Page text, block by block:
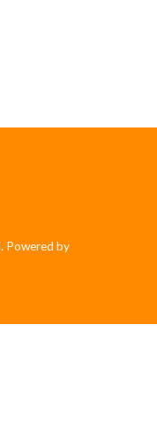
Powered by